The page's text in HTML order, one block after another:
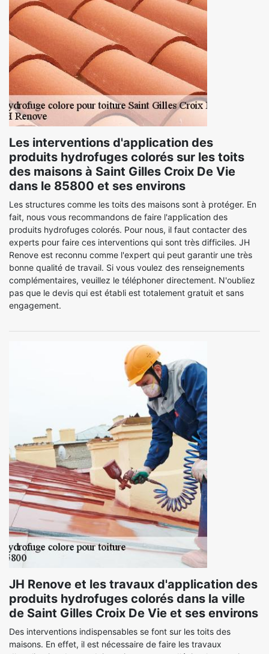
Les interventions d'application des
produits hydrofuges colorés sur les toits
des maisons à Saint Gilles Croix De Vie
dans le 85800 et ses environs
Les structures comme les toits des maisons sont à protéger. En
fait, nous vous recommandons de faire l'application des
produits hydrofuges colorés. Pour nous, il faut contacter des
experts pour faire ces interventions qui sont très difficiles. JH
Renove est reconnu comme l'expert qui peut garantir une très
bonne qualité de travail. Si vous voulez des renseignements
complémentaires, veuillez le téléphoner directement. N'oubliez
pas que le devis qui est établi est totalement gratuit et sans
engagement.
JH Renove et les travaux d'application des
produits hydrofuges colorés dans la ville
de Saint Gilles Croix De Vie et ses environs
Des interventions indispensables se font sur les toits des
maisons. En effet, il est nécessaire de faire les travaux